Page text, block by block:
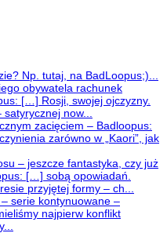
Np. tutaj, na BadLoopus;)...
obywatela rachunek
[…] Rosji, swojej ojczyzny.
now...
zacięciem – Badloopus:
zarówno w „Kaori”, jak
– jeszcze fantastyka, czy już
[…] sobą opowiadań.
przyjętej formy – ch...
serie kontynuowane –
najpierw konflikt